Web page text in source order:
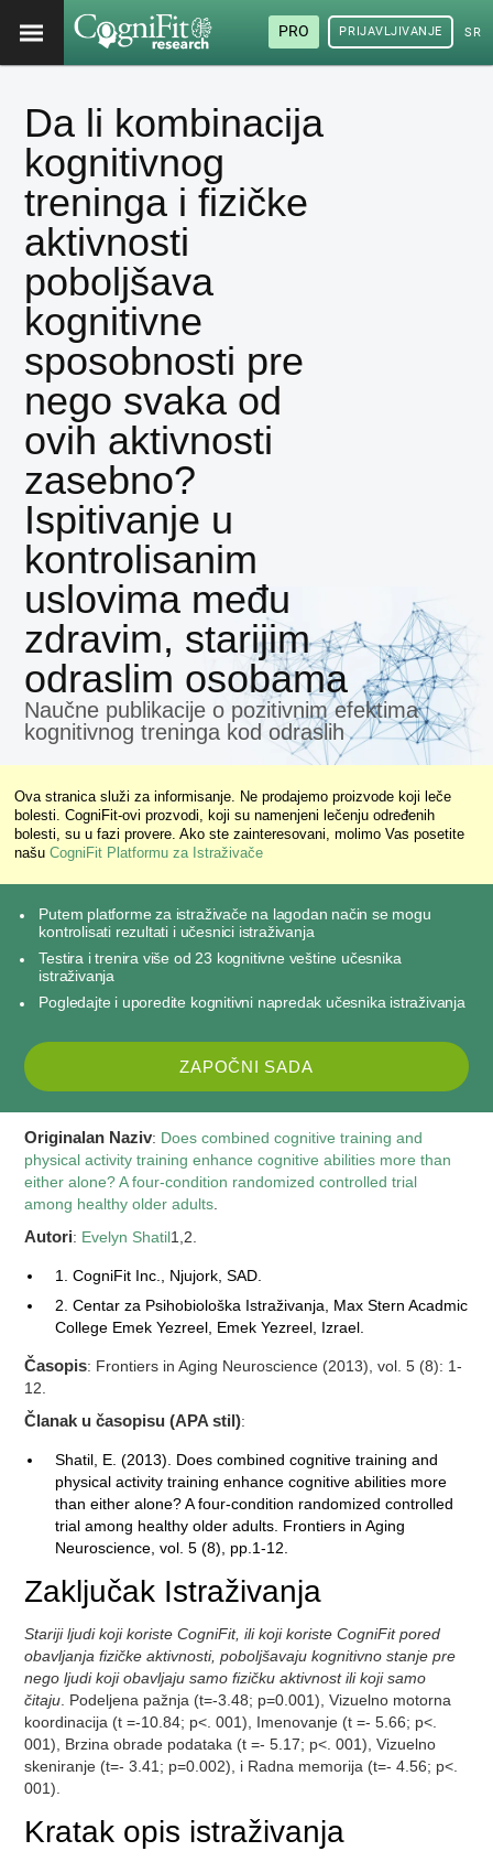
PRO PRIJAVLJIVANJE
Da li kombinacija
kognitivnog
treninga i fizičke
aktivnosti
poboljšava
kognitivne
sposobnosti pre
nego svaka od
ovih aktivnosti
zasebno?
Ispitivanje u
kontrolisanim
uslovima među
zdravim, starijim
odraslim osobama
Naučne publikacije o pozitivnim efektima
kognitivnog treninga kod odraslih
Ova stranica služi za informisanje. Ne prodajemo proizvode koji leče
bolesti. CogniFit-ovi prozvodi, koji su namenjeni lečenju određenih
bolesti, su u fazi provere. Ako ste zainteresovani, molimo Vas posetite
našuCogniFit Platformu za Istraživače
Putem platforme za istraživače na lagodan način se mogu
kontrolisati rezultati i učesnici istraživanja
Testira i trenira više od 23 kognitivne veštine učesnika
istraživanja
Pogledajte i uporedite kognitivni napredak učesnika istraživanja
ZAPOČNI SADA
Originalan Naziv: Does combined cognitive training and
physical activity training enhance cognitive abilities more than
either alone? A four-condition randomized controlled trial
among healthy older adults
Autori: Evelyn Shatil1,2.
1. CogniFit Inc., Njujork, SAD.
2. Centar za Psihobiološka Istraživanja, Max Stern Acadmic
College Emek Yezreel, Emek Yezreel, Izrael.
Časopis: Frontiers in Aging Neuroscience (2013), vol. 5 (8): 1-
12.
Članak u časopisu (APA stil):
Shatil, E. (2013). Does combined cognitive training and
physical activity training enhance cognitive abilities more
than either alone? A four-condition randomized controlled
trial among healthy older adults. Frontiers in Aging
Neuroscience, vol. 5 (8), pp.1-12.
Zaključak Istraživanja
Stariji ljudi koji koriste CogniFit, ili koji koriste CogniFit pored
obavljanja fizičke aktivnosti, poboljšavaju kognitivno stanje pre
nego ljudi koji obavljaju samo fizičku aktivnost ili koji samo
čitaju . Podeljena pažnja (t=-3.48; p=0.001), Vizuelno motorna
koordinacija (t =-10.84; p<. 001), Imenovanje (t =- 5.66; p<.
001), Brzina obrade podataka (t =- 5.17; p<. 001), Vizuelno
skeniranje (t=- 3.41; p=0.002), i Radna memorija (t=- 4.56; p<.
001).
Kratak opis istraživanja